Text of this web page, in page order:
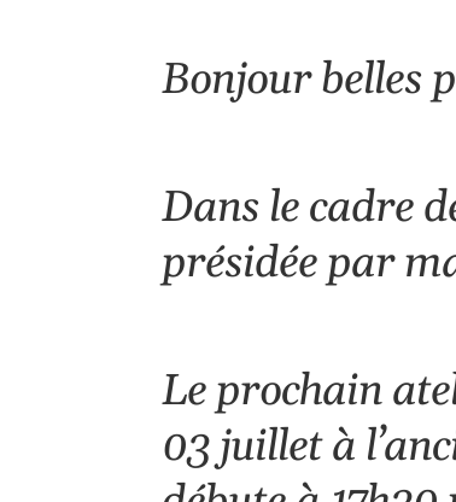
Bonjour belles
Dans le cadre
présidée par
Le prochain
03 juilletà